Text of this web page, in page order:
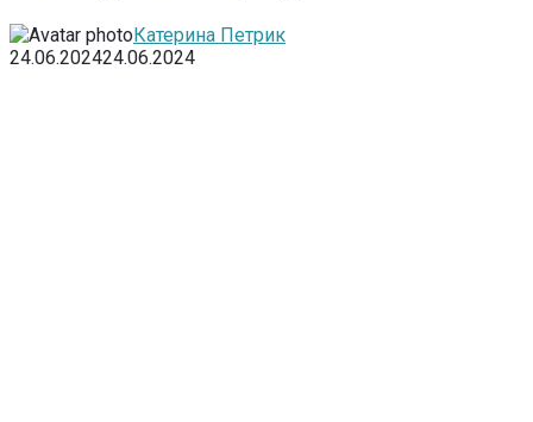
Катерина Петрик
24.06.202424.06.2024